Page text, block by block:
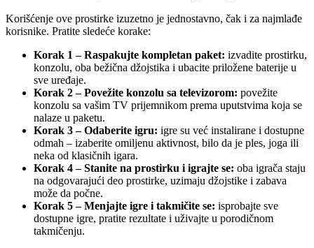
Korišćenje ove prostirke izuzetno je jednostavno, čak i za najmlađe
korisnike. Pratite sledeće korake:
Korak 1 – Raspakujte kompletan paket: izvadite prostirku,
konzolu, oba bežična džojstika i ubacite priložene baterije u
sve uređaje.
Korak 2 – Povežite konzolu sa televizorom: povežite
konzolu sa vašim TV prijemnikom prema uputstvima koja se
nalaze u paketu.
Korak 3 – Odaberite igru: igre su već instalirane i dostupne
odmah – izaberite omiljenu aktivnost, bilo da je ples, joga ili
neka od klasičnih igara.
Korak 4 – Stanite na prostirku i igrajte se: oba igrača staju
na odgovarajući deo prostirke, uzimaju džojstike i zabava
može da počne.
Korak 5 – Menjajte igre i takmičite se: isprobajte sve
dostupne igre, pratite rezultate i uživajte u porodičnom
takmičenju.